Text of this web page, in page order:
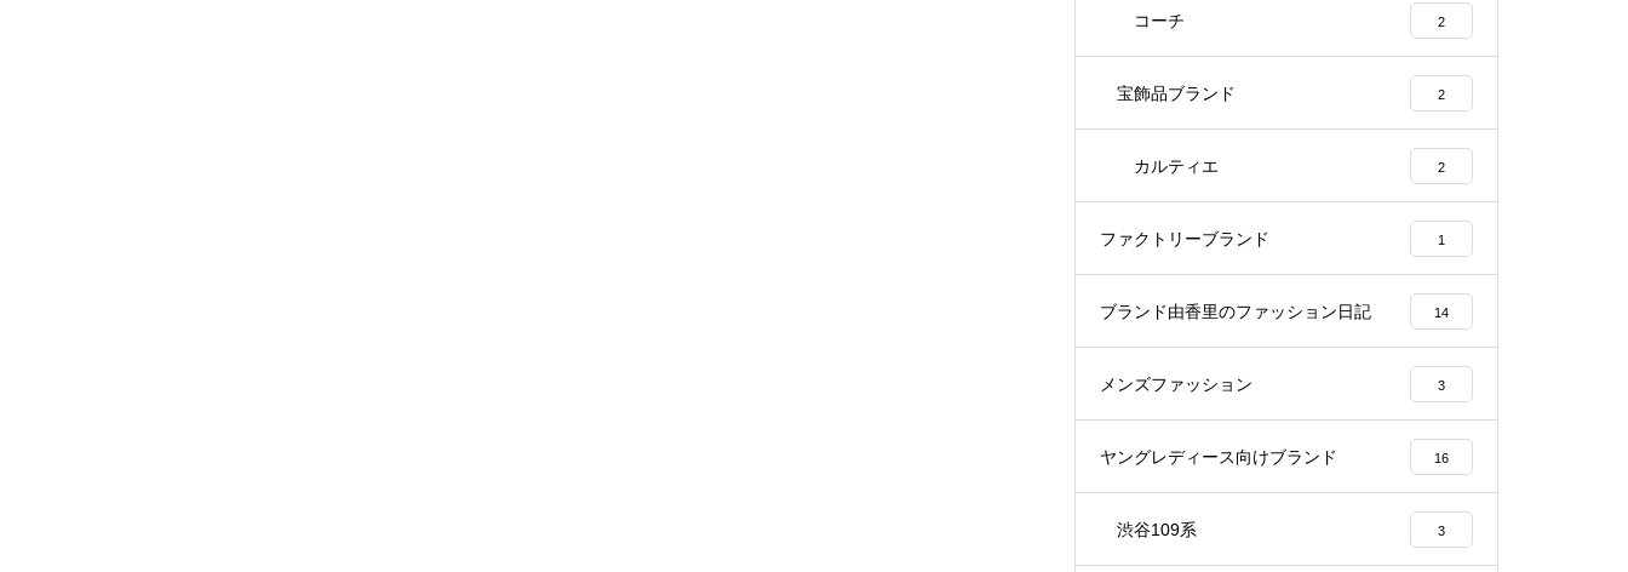
コーチ 2
宝飾品ブランド 2
カルティエ 2
ファクトリーブランド 1
ブランド由香里のファッション日記 14
メンズファッション 3
ヤングレディース向けブランド 16
渋谷109系 3